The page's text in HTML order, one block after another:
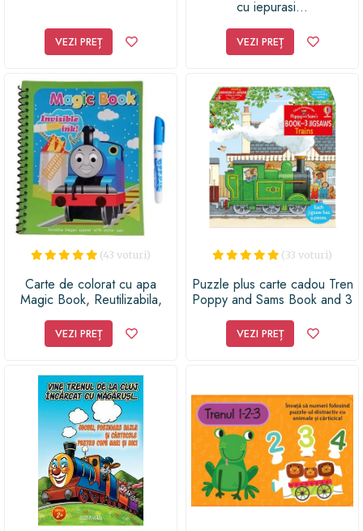
VEZI PREȚ
cu iepurasi…
VEZI PREȚ
(43 voturi)
Carte de colorat cu apa
Magic Book, Reutilizabila,
Trenul Thomas - 8 pagini,
pentru fete si baieti de la 3
VEZI PREȚ
(33 voturi)
Puzzle plus carte cadou Tren
Poppy and Sams Book and 3
VEZI PREȚ